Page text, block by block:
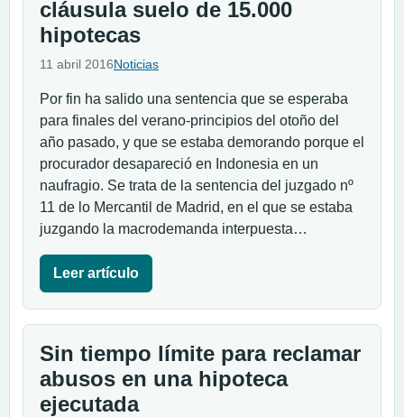
cláusula suelo de 15.000
hipotecas
11 abril 2016Noticias
Por fin ha salido una sentencia que se esperaba
para finales del verano-principios del otoño del
año pasado, y que se estaba demorando porque el
procurador desapareció en Indonesia en un
naufragio. Se trata de la sentencia del juzgado nº
11 de lo Mercantil de Madrid, en el que se estaba
juzgando la macrodemanda interpuesta…
Leer artículo
Sin tiempo límite para reclamar
abusos en una hipoteca
ejecutada